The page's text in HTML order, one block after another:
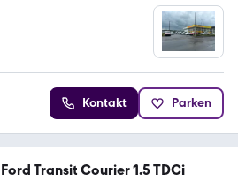
Kontakt Parken
Ford Transit Courier 1.5 TDCi